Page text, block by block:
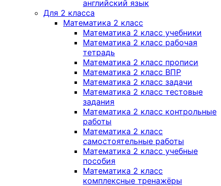
английский язык
Для 2 класса
Математика 2 класс
Математика 2 класс учебники
Математика 2 класс рабочая
тетрадь
Математика 2 класс прописи
Математика 2 класс ВПР
Математика 2 класс задачи
Математика 2 класс тестовые
задания
Математика 2 класс контрольные
работы
Математика 2 класс
самостоятельные работы
Математика 2 класс учебные
пособия
Математика 2 класс
комплексные тренажёры